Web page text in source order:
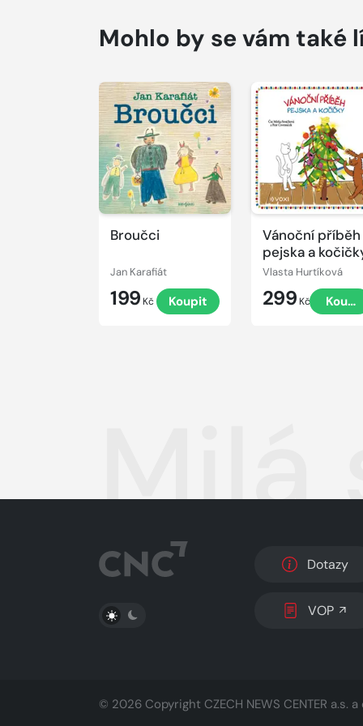
Mohlo by se vám také
Broučci
Jan Karafiát
199 Kč Koupit
Přehrát
ukázku
Vánoční příběh
pejska a
Vlasta Hurtíková
299 Kč
Přehrát
ukázku
Milá
PŘEPNOUT SVĚTLÝ/TMAVÝ REŽIM
Dotazy
VOP
© 2026 Copyright CZECH NEWS CENTER a.s. a